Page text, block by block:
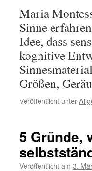
Maria
Sinne
Idee, dass
kognitive
Größen,
Veröffentlicht unter
5 Gründe,
Veröffentlicht am 3.